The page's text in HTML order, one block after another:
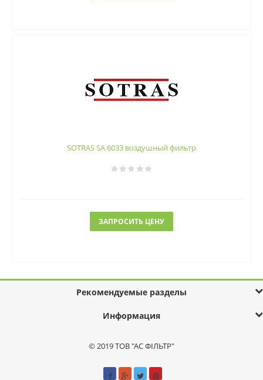
SOTRAS SA 6033 воздушный фильтр
ЗАПРОСИТЬ ЦЕНУ
Рекомендуемые разделы
Информация
© 2019 ТОВ "АС ФІЛЬТР"